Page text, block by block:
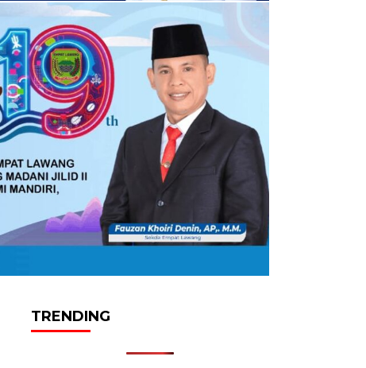
TRENDING